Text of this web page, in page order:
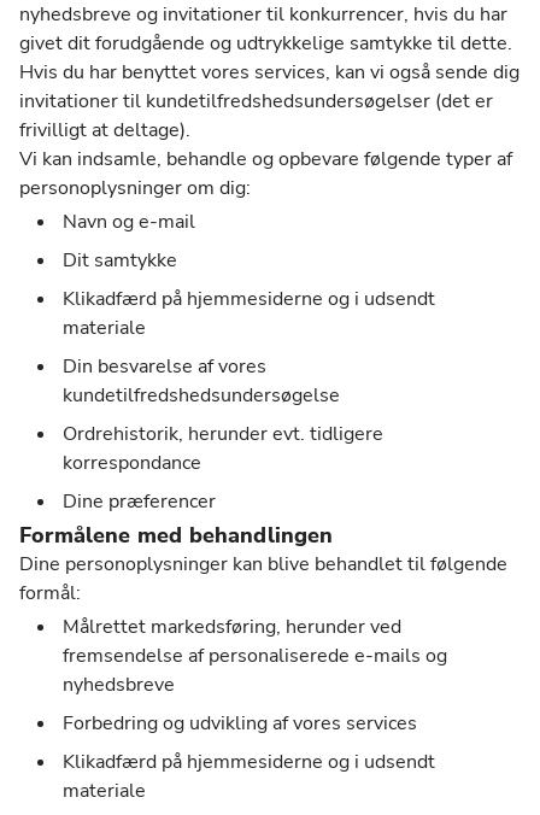
nyhedsbreve og invitationer til konkurrencer, hvis du har
givet dit forudgående og udtrykkelige samtykke til dette.
Hvis du har benyttet vores services, kan vi også sende dig
invitationer til kundetilfredshedsundersøgelser (det er
frivilligt at deltage).
Vi kan indsamle, behandle og opbevare følgende typer af
personoplysninger om dig:
Navn og e-mail
Dit samtykke
Klikadfærd på hjemmesiderne og i udsendt
materiale
Din besvarelse af vores
kundetilfredshedsundersøgelse
Ordrehistorik, herunder evt. tidligere
korrespondance
Dine præferencer
Formålene med behandlingen
Dine personoplysninger kan blive behandlet til følgende
formål:
Målrettet markedsføring, herunder ved
fremsendelse af personaliserede e-mails og
nyhedsbreve
Forbedring og udvikling af vores services
Klikadfærd på hjemmesiderne og i udsendt
materiale